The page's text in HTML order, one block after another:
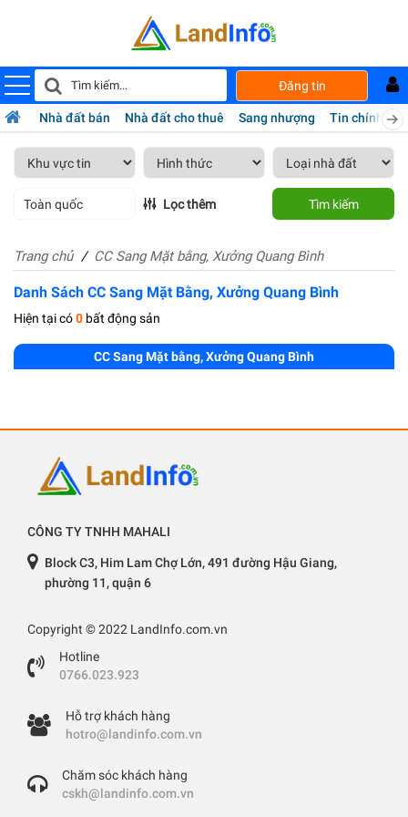
Đăng tin
Nhà đất bán Nhà đất cho thuê Sang nhượng Tin chính chủ
Toàn quốc Lọc thêm Tìm kiếm
Trang chủ CC Sang Mặt bằng, Xưởng Quang Bình
Danh Sách CC Sang Mặt Bằng, Xưởng Quang Bình
Hiện tại có0 bất động sản
CC Sang Mặt bằng, Xưởng Quang Bình
CÔNG TY TNHH MAHALI
Block C3, Him Lam Chợ Lớn, 491 đường Hậu Giang,
phường 11, quận 6
Copyright © 2022 LandInfo.com.vn
Hotline
0766.023.923
Hỗ trợ khách hàng
hotro@landinfo.com.vn
Chăm sóc khách hàng
cskh@landinfo.com.vn